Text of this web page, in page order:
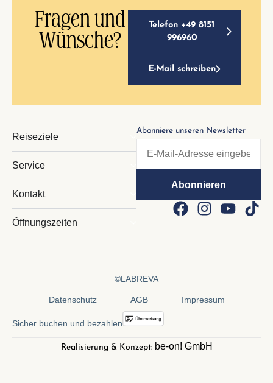
Fragen und
Wünsche?
Telefon +49 8151
996960
E-Mail schreiben
Reiseziele
Service
Kontakt
Öffnungszeiten
Abonniere unseren Newsletter
©LABREVA
Datenschutz AGB Impressum
Sicher buchen und bezahlen
Realisierung & Konzept: be-on! GmbH